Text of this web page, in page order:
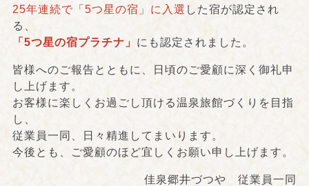
25年連続で「5つ星の宿」に入選 した宿が認定され
る、
「5つ星の宿プラチナ」 にも認定されました。
皆様へのご報告とともに、日頃のご愛顧に深く御礼申
し上げます。
お客様に楽しくお過ごし頂ける温泉旅館づくりを目指
し、
従業員一同、日々精進してまいります。
今後とも、ご愛顧のほど宜しくお願い申し上げます。
佳泉郷井づつや 従業員一同